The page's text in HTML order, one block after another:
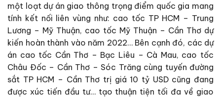
một loạt dự án giao thông trọng điểm quốc gia mang
tính kết nối liên vùng như: cao tốc TP HCM – Trung
Lương – Mỹ Thuận, cao tốc Mỹ Thuận – Cần Thơ dự
kiến hoàn thành vào năm 2022… Bên cạnh đó, các dự
án cao tốc Cần Thơ – Bạc Liêu – Cà Mau, cao tốc
Châu Đốc – Cần Thơ – Sóc Trăng cùng tuyến đường
sắt TP HCM – Cần Thơ trị giá 10 tỷ USD cũng đang
được xúc tiến đầu tư… tạo thuận tiện tối đa về giao